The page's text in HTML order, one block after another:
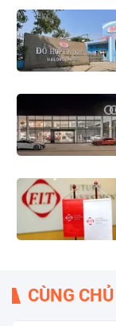
CÙNG